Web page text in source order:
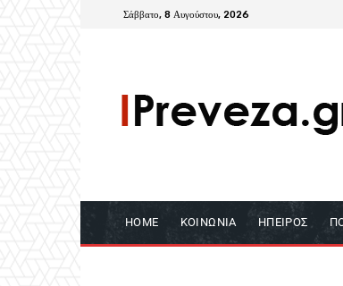
Σάββατο, 8 Αυγούστου, 2026
HOME ΚΟΙΝΩΝΊΑ ΉΠΕΙΡΟΣ